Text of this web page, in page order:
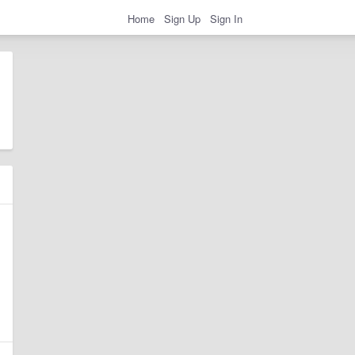
Home Sign Up Sign In